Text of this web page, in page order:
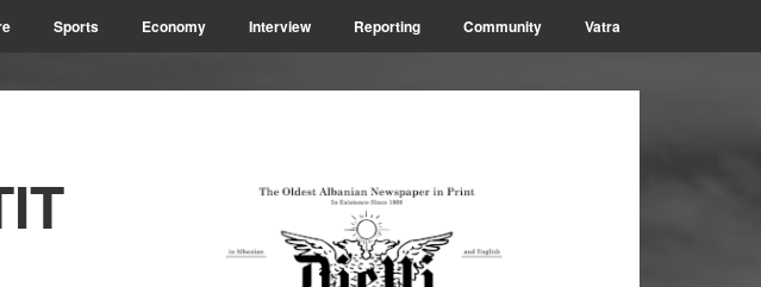
Sports Economy Interview Reporting Community Vatra